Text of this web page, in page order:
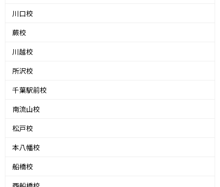
川口校
蕨校
川越校
所沢校
千葉駅前校
南流山校
松戸校
本八幡校
船橋校